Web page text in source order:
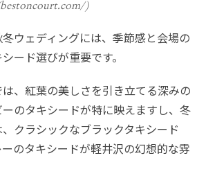
)
ウェディングには、季節感と会場の
ード選びが重要です。
、紅葉の美しさを引き立てる深みの
のタキシードが特に映えますし、冬
クラシックなブラックタキシード
のタキシードが軽井沢の幻想的な雰